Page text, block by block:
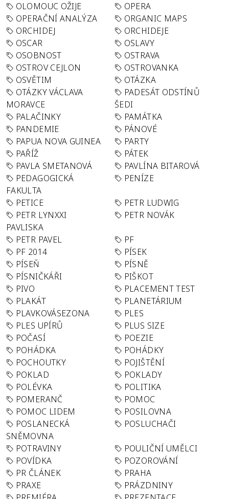
OLOMOUC OŽIJE
OPERA
OPERAČNÍ ANALÝZA
ORGANIC MAPS
ORCHIDEJ
ORCHIDEJE
OSCAR
OSLAVY
OSOBNOST
OSTRAVA
OSTROV CEJLON
OSTROVANKA
OSVĚTIM
OTÁZKA
OTÁZKY VÁCLAVA
MORAVCE
PADESÁT ODSTÍNŮ
ŠEDI
PALAČINKY
PAMÁTKA
PANDEMIE
PÁNOVÉ
PAPUA NOVA GUINEA
PARTY
PAŘÍŽ
PÁTEK
PAVLA SMETANOVÁ
PAVLÍNA BITAROVÁ
PEDAGOGICKÁ
FAKULTA
PENÍZE
PETICE
PETR LUDWIG
PETR LYNXXI
PAVLISKA
PETR NOVÁK
PETR PAVEL
PF
PF 2014
PÍSEK
PÍSEŇ
PÍSNĚ
PÍSNIČKÁŘI
PIŠKOT
PIVO
PLACEMENT TEST
PLAKÁT
PLANETÁRIUM
PLAVKOVÁSEZONA
PLES
PLES UPÍRŮ
PLUS SIZE
POČASÍ
POEZIE
POHÁDKA
POHÁDKY
POCHOUTKY
POJIŠTĚNÍ
POKLAD
POKLADY
POLÉVKA
POLITIKA
POMERANČ
POMOC
POMOC LIDEM
POSILOVNA
POSLANECKÁ
SNĚMOVNA
POSLUCHAČI
POTRAVINY
POULIČNÍ UMĚLCI
POVÍDKA
POZOROVÁNÍ
PR ČLÁNEK
PRAHA
PRAXE
PRÁZDNINY